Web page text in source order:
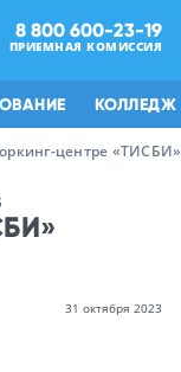
8 800 600-23-19
ПРИЕМНАЯ КОМИССИЯ
КОЛЛЕДЖ
центре «ТИСБИ»
31 октября 2023